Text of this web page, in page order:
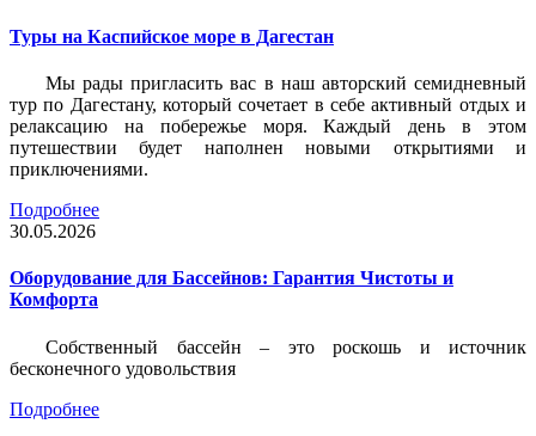
Туры на Каспийское море в Дагестан
Мы рады пригласить вас в наш авторский семидневный
тур по Дагестану, который сочетает в себе активный отдых и
релаксацию на побережье моря. Каждый день в этом
путешествии будет наполнен новыми открытиями и
приключениями.
Подробнее
30.05.2026
Оборудование для Бассейнов: Гарантия Чистоты и
Комфорта
Собственный бассейн – это роскошь и источник
бесконечного удовольствия
Подробнее